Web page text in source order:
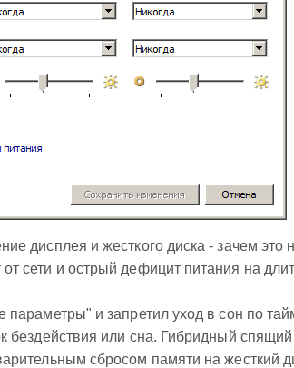
дисплея и жесткого диска - зачем это
сети и острый дефицит питания на
и запретил уход в сон по
бездействия или сна. Гибридный
сбросом памяти на жесткий